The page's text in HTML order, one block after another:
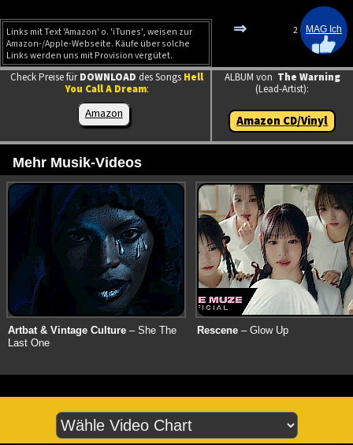
Links mit Text 'Amazon' o. 'iTunes', weisen zur
Amazon-/Apple-Webseite. Käufe über solche
Links werden uns mit Provision vergütet.
⇒ 2
Check Preise fürDOWNLOAD des Songs Hell
You Call A Dream:
Amazon
ALBUM von The Warning
(Lead-Artist):
Amazon CD/Vinyl
Mehr Musik-Videos
Artbat & Vintage Culture – She The
Last One
Rescene – Glow Up